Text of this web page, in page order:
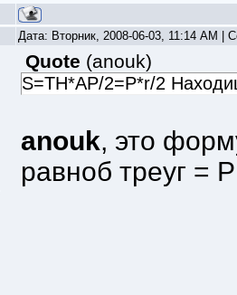
Дата: Вторник, 2008-06-03, 11:14 AM |
Quote (anouk)
S=TH*AP/2=P*r/2
anouk, это
равноб треуг =